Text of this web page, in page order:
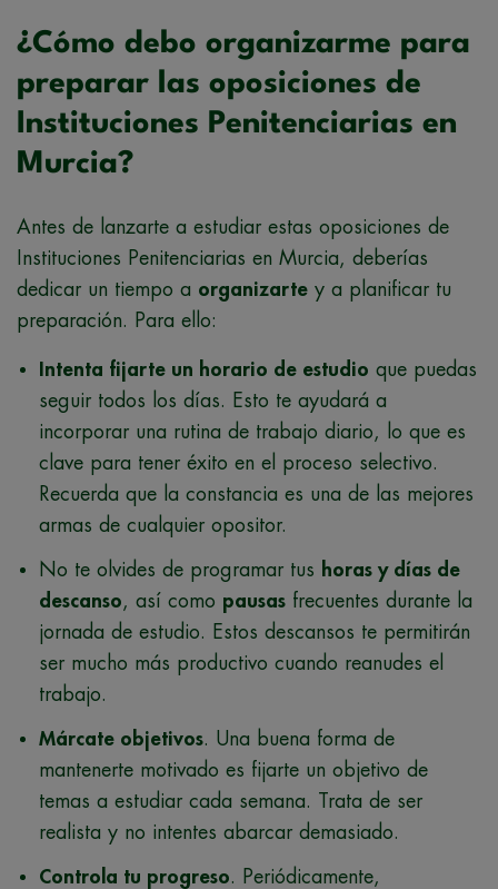
¿Cómo debo organizarme para
preparar las oposiciones de
Instituciones Penitenciarias en
Murcia?
Antes de lanzarte a estudiar estas oposiciones de
Instituciones Penitenciarias en Murcia, deberías
dedicar un tiempo a organizarte y a planificar tu
preparación. Para ello:
Intenta fijarte un horario de estudio que puedas
seguir todos los días. Esto te ayudará a
incorporar una rutina de trabajo diario, lo que es
clave para tener éxito en el proceso selectivo.
Recuerda que la constancia es una de las mejores
armas de cualquier opositor.
No te olvides de programar tus horas y días de
descanso, así como pausas frecuentes durante la
jornada de estudio. Estos descansos te permitirán
ser mucho más productivo cuando reanudes el
trabajo.
Márcate objetivos. Una buena forma de
mantenerte motivado es fijarte un objetivo de
temas a estudiar cada semana. Trata de ser
realista y no intentes abarcar demasiado.
Controla tu progreso. Periódicamente,